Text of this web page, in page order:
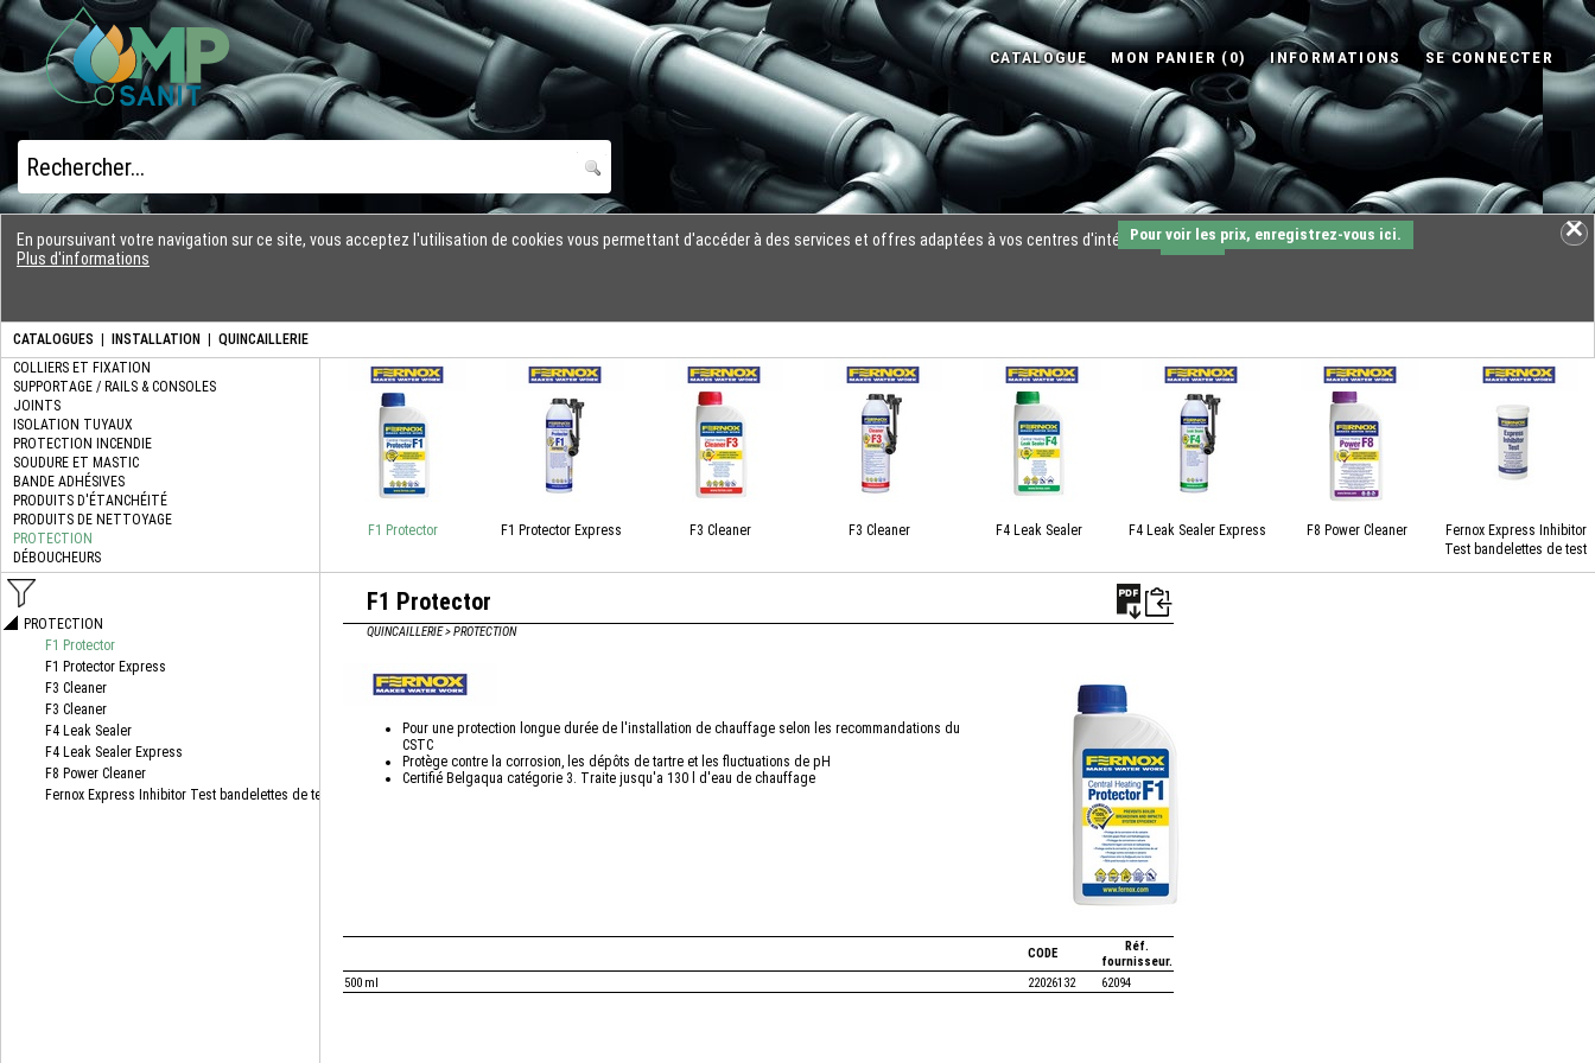
CATALOGUES INSTALLATION QUINCAILLERIE
En poursuivant votre navigation sur ce site, vous acceptez l'utilisation de cookies vous permettant d'accéder à des services et offres adaptées à vos centres d'intérêts.
Plus d'informations
OK
F1 Protector F1 Protector Express F3 Cleaner F3 Cleaner F4 Leak Sealer F4 Leak Sealer Express F8 Power Cleaner
Fernox Express Inhibitor
Test bandelettes de test
Pour voir les prix, enregistrez-vous ici.